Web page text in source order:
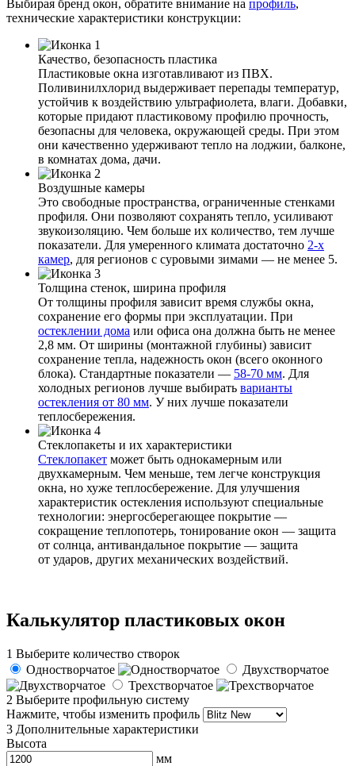
Выбирая бренд окон, обратите внимание на профиль,
технические характеристики конструкции:
Качество, безопасность пластика
Пластиковые окна изготавливают из ПВХ.
Поливинилхлорид выдерживает перепады температур,
устойчив к воздействию ультрафиолета, влаги. Добавки,
которые придают пластиковому профилю прочность,
безопасны для человека, окружающей среды. При этом
они качественно удерживают тепло на лоджии, балконе,
в комнатах дома, дачи.
Воздушные камеры
Это свободные пространства, ограниченные стенками
профиля. Они позволяют сохранять тепло, усиливают
звукоизоляцию. Чем больше их количество, тем лучше
показатели. Для умеренного климата достаточно 2-х
камер, для регионов с суровыми зимами — не менее 5.
Толщина стенок, ширина профиля
От толщины профиля зависит время службы окна,
сохранение его формы при эксплуатации. При
остеклении дома или офиса она должна быть не менее
2,8 мм. От ширины (монтажной глубины) зависит
сохранение тепла, надежность окон (всего оконного
блока). Стандартные показатели — 58-70 мм. Для
холодных регионов лучше выбирать варианты
остекления от 80 мм. У них лучше показатели
теплосбережения.
Стеклопакеты и их характеристики
Стеклопакет может быть однокамерным или
двухкамерным. Чем меньше, тем легче конструкция
окна, но хуже теплосбережение. Для улучшения
характеристик остекления используют специальные
технологии: энергосберегающее покрытие —
сокращение теплопотерь, тонирование окон — защита
от солнца, антивандальное покрытие — защита
от ударов, других механических воздействий.
Калькулятор пластиковых окон
1 Выберите количество створок
Одностворчатое
Двухстворчатое
Трехстворчатое
2 Выберите профильную систему
Нажмите, чтобы изменить профиль
3 Дополнительные характеристики
Высота
мм